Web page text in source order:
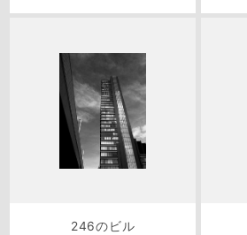
246のビル